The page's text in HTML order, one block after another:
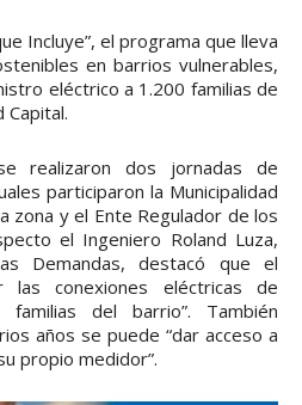
Incluye”, el programa que lleva
en barrios vulnerables,
eléctrico a 1.200 familias de
Capital.
realizaron dos jornadas de
participaron la Municipalidad
zona y el Ente Regulador de los
el Ingeniero Roland Luza,
Demandas, destacó que el
las conexiones eléctricas de
familias del barrio”. También
años se puede “dar acceso a
propio medidor”.